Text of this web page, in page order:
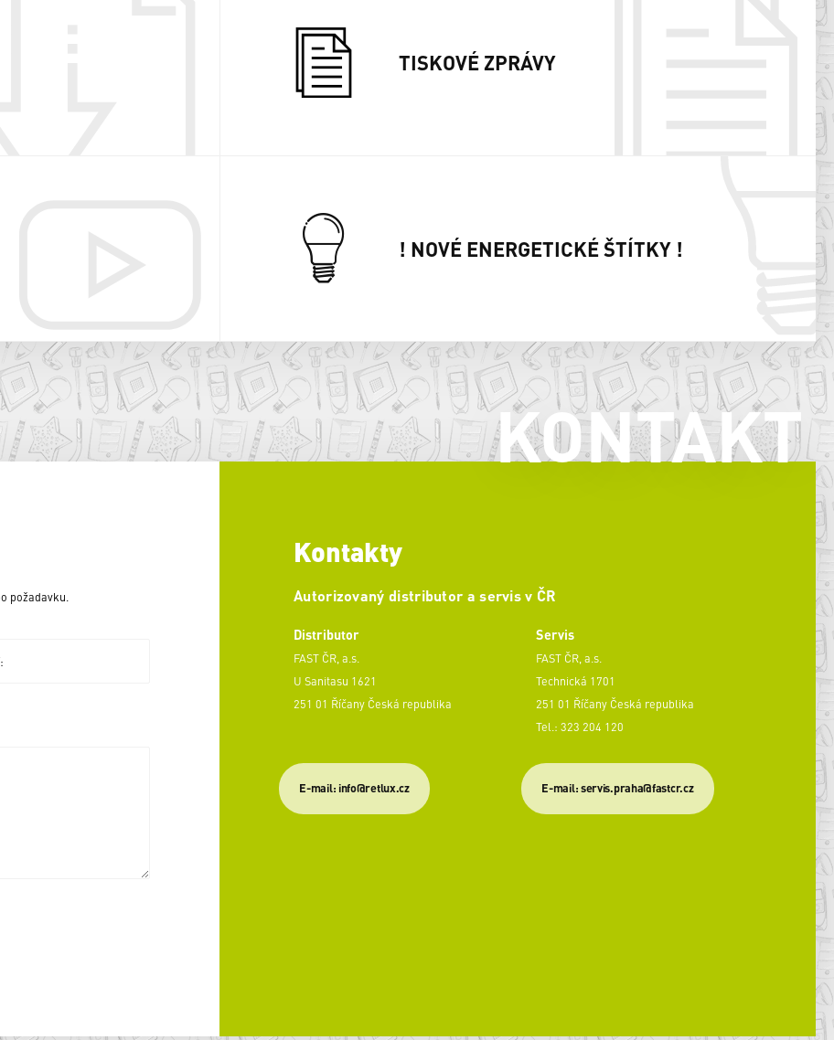
TISKOVÉ ZPRÁVY
! NOVÉ ENERGETICKÉ ŠTÍTKY !
KONTAKT
požadavku.
Kontakty
Autorizovaný distributor a servis v ČR
Distributor
FAST ČR, a.s.
U Sanitasu 1621
251 01 Říčany Česká republika
E-mail: info@retlux.cz
Servis
FAST ČR, a.s.
Technická 1701
251 01 Říčany Česká republika
Tel.: 323 204 120
​E-mail: servis.praha@fastcr.cz